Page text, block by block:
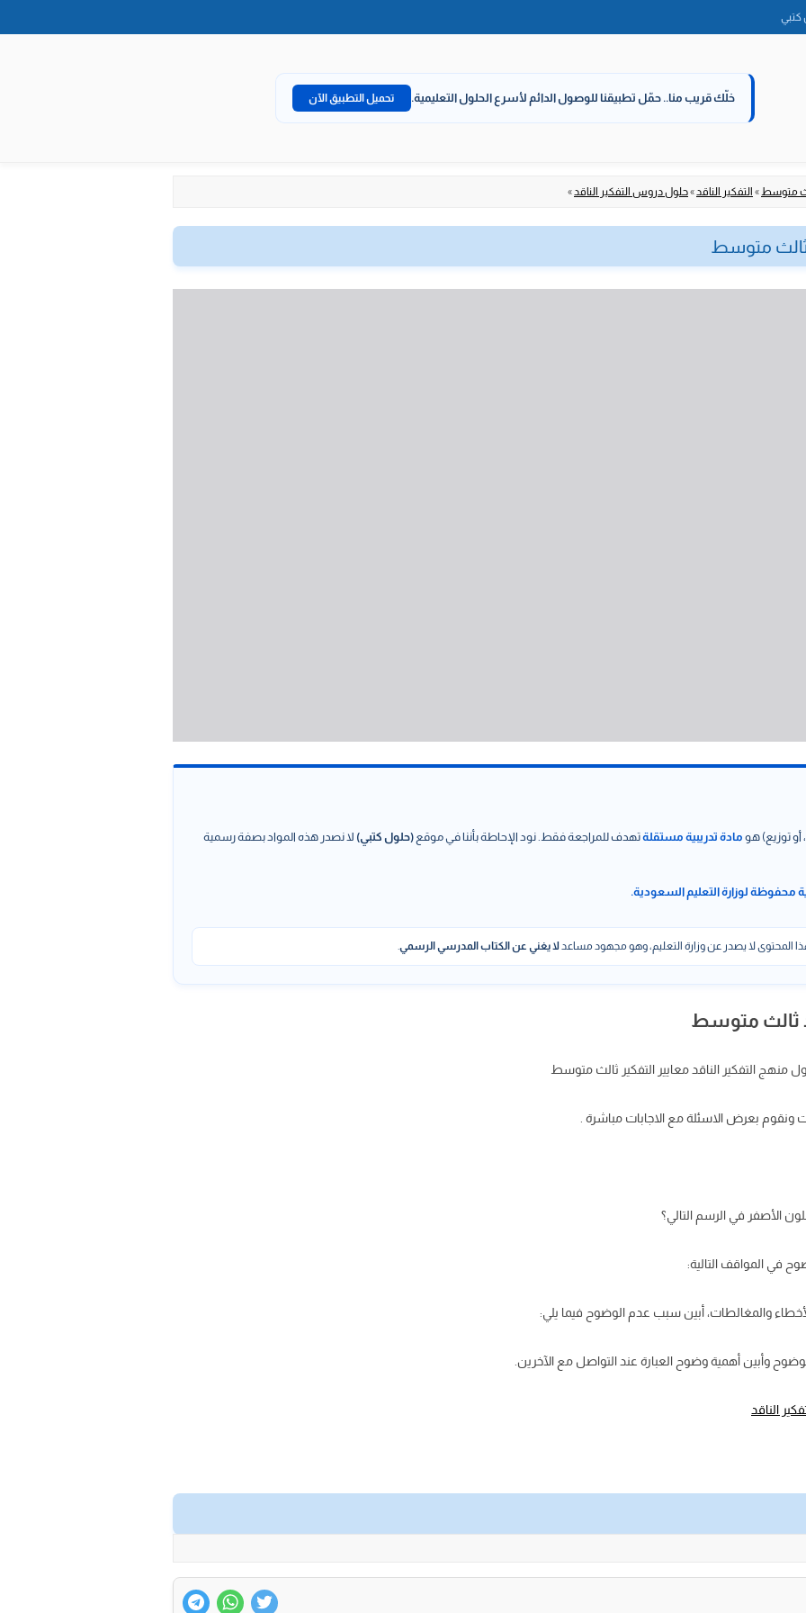
كتبي
خلّك قريب منا.. حمّل تطبيقنا للوصول الدائم لأسرع الحلول التعليمية. تحميل التطبيق الآن
متوسط» التفكير الناقد»حلول دروس التفكير الناقد»
ثالث متوسط
أو توزيع) هو مادة تدريبية مستقلةتهدف للمراجعة فقط. نود الإحاطة بأننا في موقع (حلول كتبي) لا نصدر هذه المواد بصفة رسمية
محفوظة لوزارة التعليم السعودية.
المحتوى لا يصدر عن وزارة التعليم، وهو مجهود مساعدلا يغني عن الكتاب المدرسي الرسمي.
ثالث متوسط
التفكير الناقد معايير التفكير ثالث متوسط
ونقوم بعرض الاسئلة مع الاجابات مباشرة .
الأصفر في الرسم التالي؟
في المواقف التالية:
والمغالطات، أبين سبب عدم الوضوح فيما يلي:
وأبين أهمية وضوح العبارة عند التواصل مع الآخرين.
الناقد